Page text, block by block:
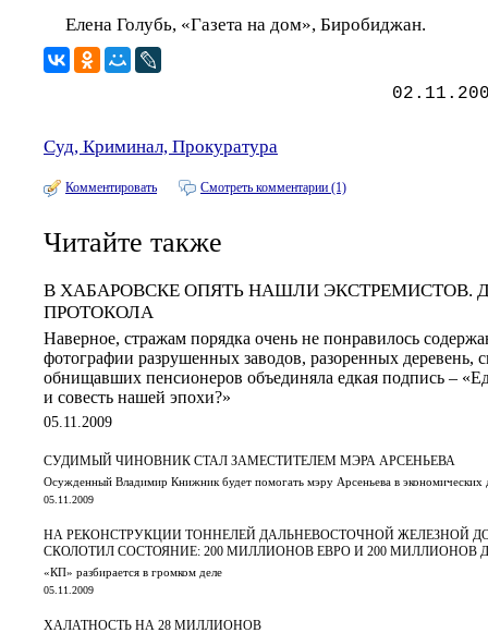
Елена Голубь, «Газета на дом», Биробиджан.
Суд, Криминал, Прокуратура
Комментировать Смотреть комментарии (1)
Читайте также
В ХАБАРОВСКЕ ОПЯТЬ НАШЛИ ЭКСТРЕМИСТОВ.
ПРОТОКОЛА
Наверное, стражам порядка очень не понравилось
фотографии разрушенных заводов, разоренных
обнищавших пенсионеров объединяла едкая подпись –
и совесть нашей эпохи?»
05.11.2009
СУДИМЫЙ ЧИНОВНИК СТАЛ ЗАМЕСТИТЕЛЕМ МЭРА АРСЕНЬЕВА
Осужденный Владимир Книжник будет помогать мэру Арсеньева в экономических
05.11.2009
НА РЕКОНСТРУКЦИИ ТОННЕЛЕЙ ДАЛЬНЕВОСТОЧНОЙ ЖЕЛЕЗНОЙ
СКОЛОТИЛ СОСТОЯНИЕ: 200 МИЛЛИОНОВ ЕВРО И 200 МИЛЛИОНОВ
«КП» разбирается в громком деле
05.11.2009
ХАЛАТНОСТЬ НА 28 МИЛЛИОНОВ